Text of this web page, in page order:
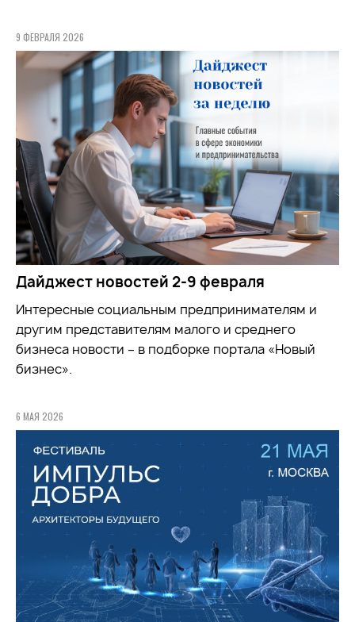
9 ФЕВРАЛЯ 2026
Дайджест новостей 2-9 февраля
Интересные социальным предпринимателям и
другим представителям малого и среднего
бизнеса новости – в подборке портала «Новый
бизнес».
6 МАЯ 2026